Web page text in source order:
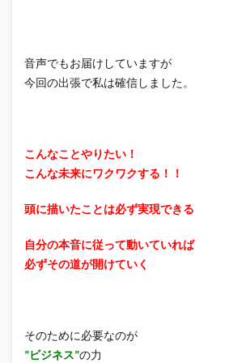
音声でもお届けしていますが
今回の出張で私は確信しました。
こんなことやりたい！
こんな未来にワクワクする！！
頭に描いたことは必ず実現できる
自分の本音に従って動いていれば
必ずその道が開けていく
そのために必要なのが
”ビジネス”の力